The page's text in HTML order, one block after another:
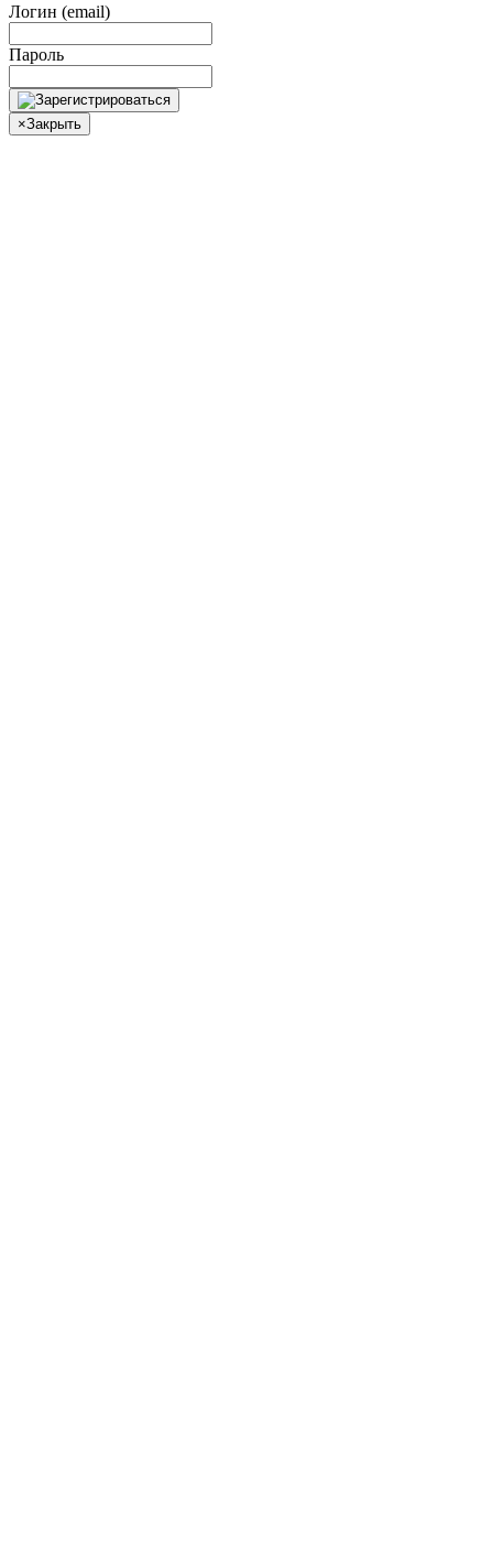
Логин (email)
Пароль
×Закрыть